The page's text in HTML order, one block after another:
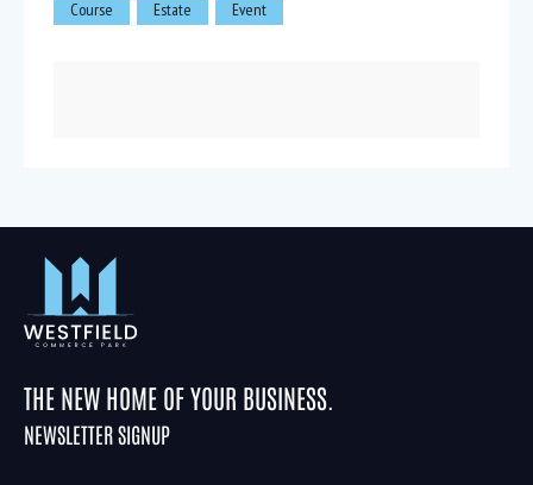
Course Estate Event
THE NEW HOME OF YOUR BUSINESS.
NEWSLETTER SIGNUP